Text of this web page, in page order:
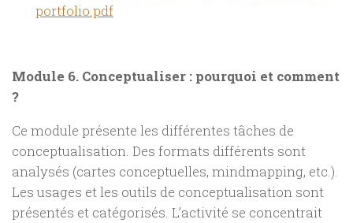
portfolio.pdf
Module 6. Conceptualiser : pourquoi et comment
?
Ce module présente les différentes tâches de
conceptualisation. Des formats différents sont
analysés (cartes conceptuelles, mindmapping, etc.).
Les usages et les outils de conceptualisation sont
présentés et catégorisés. L’activité se concentrait